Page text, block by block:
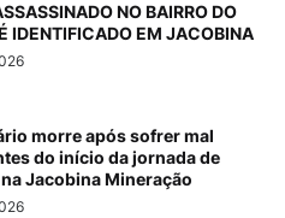
NO BAIRRO DO
IDENTIFICADO EM JACOBINA
morre após sofrer mal
do início da jornada de
Jacobina Mineração